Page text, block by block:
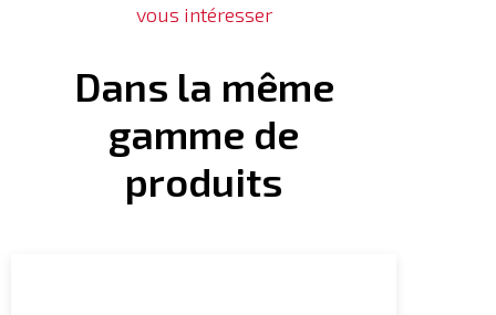
vous intéresser
Dans la même
gamme de
produits